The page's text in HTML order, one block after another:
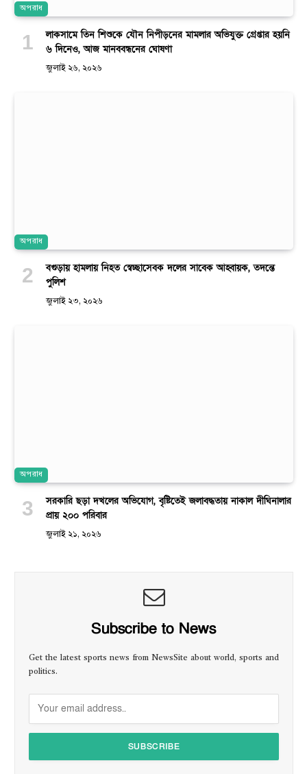
অপরাধ
লাকসামে তিন শিশুকে যৌন নিপীড়নের মামলার অভিযুক্ত গ্রেপ্তার হয়নি
৬ দিনেও, আজ মানববন্ধনের ঘোষণা
জুলাই ২৬, ২০২৬
অপরাধ
বগুড়ায় হামলায় নিহত স্বেচ্ছাসেবক দলের সাবেক আহ্বায়ক, তদন্তে
পুলিশ
জুলাই ২৩, ২০২৬
অপরাধ
সরকারি ছড়া দখলের অভিযোগ, বৃষ্টিতেই জলাবদ্ধতায় নাকাল দীঘিনালার
প্রায় ২০০ পরিবার
জুলাই ২১, ২০২৬
Subscribe to News
Get the latest sports news from NewsSite about world, sports and
politics.